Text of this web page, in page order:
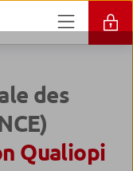
des
Qualiopi